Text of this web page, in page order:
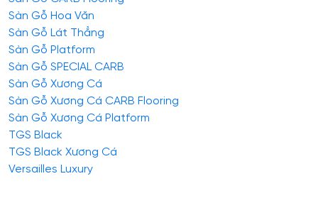
Sàn Gỗ Hoa Văn
Sàn Gỗ Lát Thẳng
Sàn Gỗ Platform
Sàn Gỗ SPECIAL CARB
Sàn Gỗ Xương Cá
Sàn Gỗ Xương Cá CARB Flooring
Sàn Gỗ Xương Cá Platform
TGS Black
TGS Black Xương Cá
Versailles Luxury